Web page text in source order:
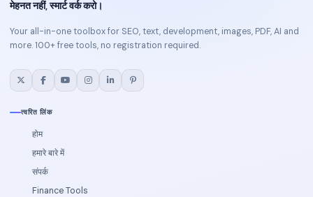
मेहनत नहीं, स्मार्ट वर्क करो।
Your all-in-one toolbox for SEO, text, development, images, PDF, AI and
more. 100+ free tools, no registration required.
त्वरित लिंक
होम
हमारे बारे में
संपर्क
Finance Tools